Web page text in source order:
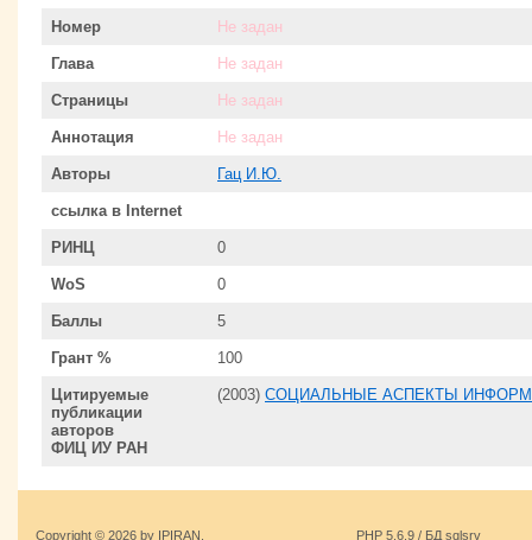
Номер Не задан
Глава Не задан
Страницы Не задан
Аннотация Не задан
Авторы Гац И.Ю.
ссылка в Internet
РИНЦ 0
WoS 0
Баллы 5
Грант % 100
Цитируемые
публикации
авторов
ФИЦ ИУ РАН
(2003) СОЦИАЛЬНЫЕ АСПЕКТЫ
Copyright © 2026 by IPIRAN.
PHP 5.6.9 / БД sqlsrv